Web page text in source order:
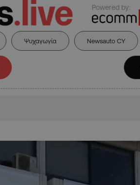
Powered by:
Ψυχαγωγία Newsauto CY